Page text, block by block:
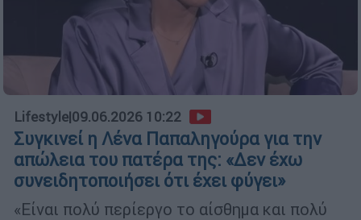
Lifestyle|09.06.2026 10:22
Συγκινεί η Λένα Παπαληγούρα για την
απώλεια του πατέρα της: «Δεν έχω
συνειδητοποιήσει ότι έχει φύγει»
«Είναι πολύ περίεργο το αίσθημα και πολύ